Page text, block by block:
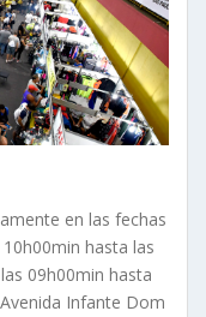
en las fechas
hasta las
09h00min hasta
Infante Dom